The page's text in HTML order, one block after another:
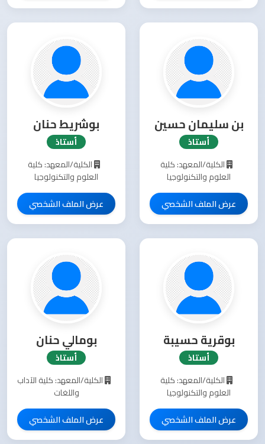
بن سليمان حسين
أستاذ
الكلية/المعهد: كلية
العلوم والتكنولوجيا
عرض الملف الشخصي
بوشريط حنان
أستاذ
الكلية/المعهد: كلية
العلوم والتكنولوجيا
عرض الملف الشخصي
بوقرية حسيبة
أستاذ
الكلية/المعهد: كلية
العلوم والتكنولوجيا
عرض الملف الشخصي
بومالي حنان
أستاذ
الكلية/المعهد: كلية الآداب
واللغات
عرض الملف الشخصي